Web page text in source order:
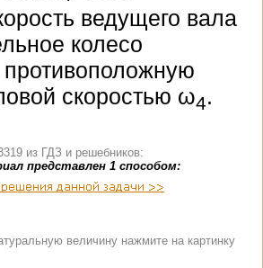
ведущего вала
колесо
скоростью ω4.
из ГДЗ и решебников:
представлен 1 способом:
величину нажмите на картинку